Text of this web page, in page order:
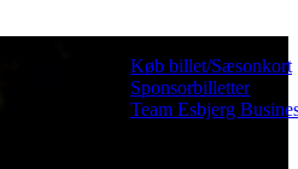
Køb billet/Sæsonkort
Sponsorbilletter
Team Esbjerg